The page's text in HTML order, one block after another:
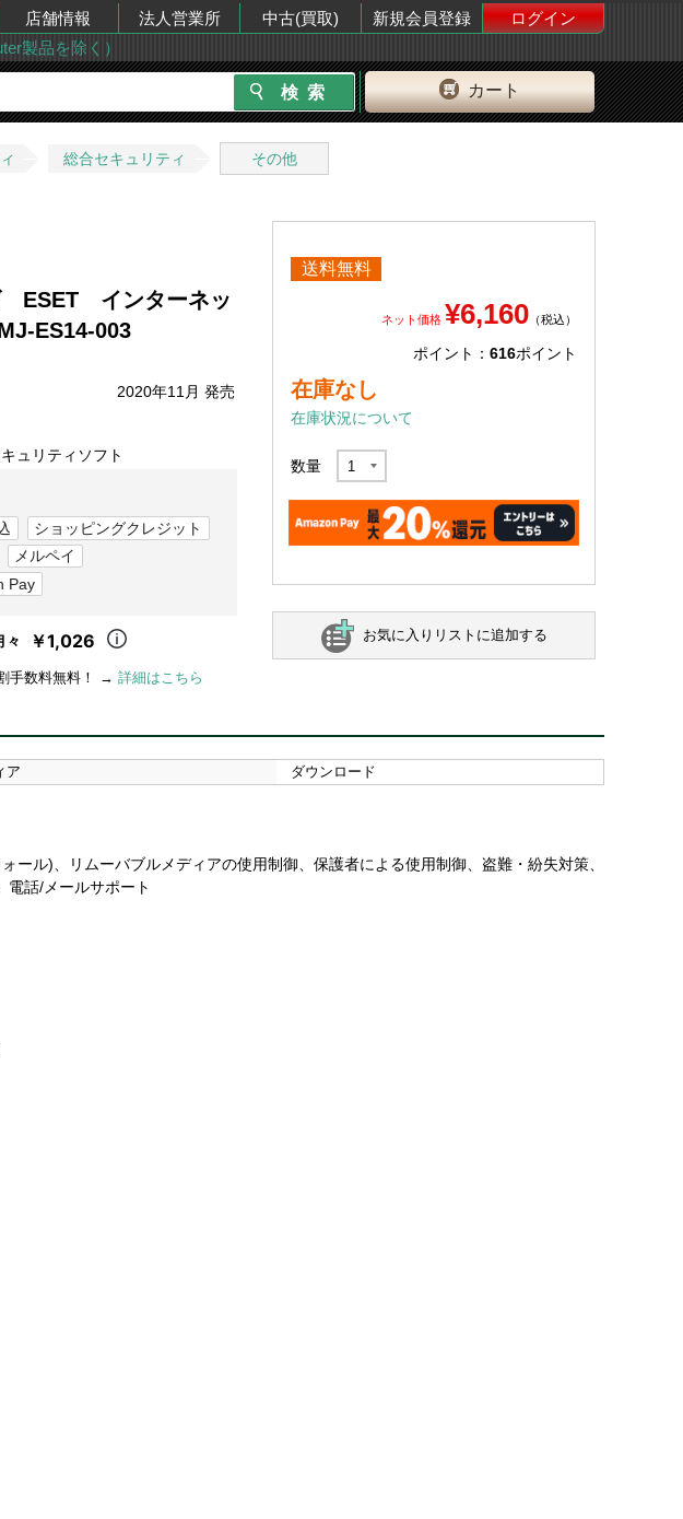
店舗情報 法人営業所 中古(買取) 新規会員登録
ログイン
製品を除く）
カート
総合セキュリティ その他
ESET インターネッ
ES14-003
2020年11月 発売
ュリティソフト
ショッピングクレジット
メルペイ
Pay
々 ￥1,026
手数料無料！ → 詳細はこちら
送料無料
ネット価格 ¥6,160 （税込）
ポイント： 616ポイント
在庫なし
在庫状況について
数量
お気に入りリストに追加する
ア ダウンロード
ル)、リムーバブルメディアの使用制御、保護者による使用制御、盗難・紛失対策、
話/メールサポート